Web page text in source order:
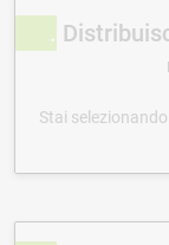
Stai selezionando